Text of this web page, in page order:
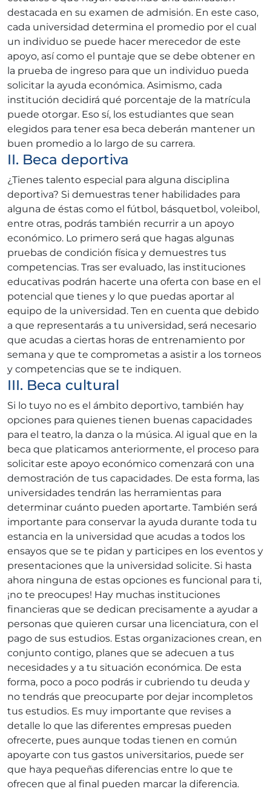
destacada en su examen de admisión. En este caso,
cada universidad determina el promedio por el cual
un individuo se puede hacer merecedor de este
apoyo, así como el puntaje que se debe obtener en
la prueba de ingreso para que un individuo pueda
solicitar la ayuda económica. Asimismo, cada
institución decidirá qué porcentaje de la matrícula
puede otorgar. Eso sí, los estudiantes que sean
elegidos para tener esa beca deberán mantener un
buen promedio a lo largo de su carrera.
II. Beca deportiva
¿Tienes talento especial para alguna disciplina
deportiva? Si demuestras tener habilidades para
alguna de éstas como el fútbol, básquetbol, voleibol,
entre otras, podrás también recurrir a un apoyo
económico. Lo primero será que hagas algunas
pruebas de condición física y demuestres tus
competencias. Tras ser evaluado, las instituciones
educativas podrán hacerte una oferta con base en el
potencial que tienes y lo que puedas aportar al
equipo de la universidad. Ten en cuenta que debido
a que representarás a tu universidad, será necesario
que acudas a ciertas horas de entrenamiento por
semana y que te comprometas a asistir a los torneos
y competencias que se te indiquen.
III. Beca cultural
Si lo tuyo no es el ámbito deportivo, también hay
opciones para quienes tienen buenas capacidades
para el teatro, la danza o la música. Al igual que en la
beca que platicamos anteriormente, el proceso para
solicitar este apoyo económico comenzará con una
demostración de tus capacidades. De esta forma, las
universidades tendrán las herramientas para
determinar cuánto pueden aportarte. También será
importante para conservar la ayuda durante toda tu
estancia en la universidad que acudas a todos los
ensayos que se te pidan y participes en los eventos y
presentaciones que la universidad solicite. Si hasta
ahora ninguna de estas opciones es funcional para ti,
¡no te preocupes! Hay muchas instituciones
financieras que se dedican precisamente a ayudar a
personas que quieren cursar una licenciatura, con el
pago de sus estudios. Estas organizaciones crean, en
conjunto contigo, planes que se adecuen a tus
necesidades y a tu situación económica. De esta
forma, poco a poco podrás ir cubriendo tu deuda y
no tendrás que preocuparte por dejar incompletos
tus estudios. Es muy importante que revises a
detalle lo que las diferentes empresas pueden
ofrecerte, pues aunque todas tienen en común
apoyarte con tus gastos universitarios, puede ser
que haya pequeñas diferencias entre lo que te
ofrecen que al final pueden marcar la diferencia.